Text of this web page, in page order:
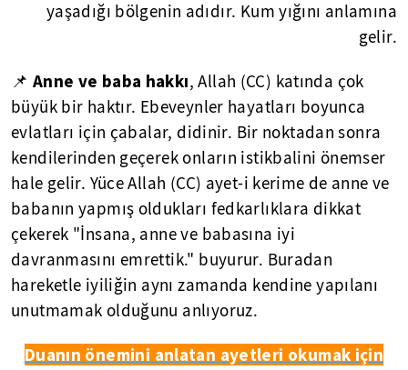
yaşadığı bölgenin adıdır. Kum yığını anlamına
gelir.
📌 Anne ve baba hakkı, Allah (CC) katında çok
büyük bir haktır. Ebeveynler hayatları boyunca
evlatları için çabalar, didinir. Bir noktadan sonra
kendilerinden geçerek onların istikbalini önemser
hale gelir. Yüce Allah (CC) ayet-i kerime de anne ve
babanın yapmış oldukları fedkarlıklara dikkat
çekerek "İnsana, anne ve babasına iyi
davranmasını emrettik." buyurur. Buradan
hareketle iyiliğin aynı zamanda kendine yapılanı
unutmamak olduğunu anlıyoruz.
Duanın önemini anlatan ayetleri okumak için